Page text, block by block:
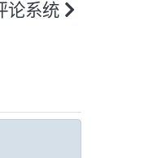
的免费评论系统
论系统